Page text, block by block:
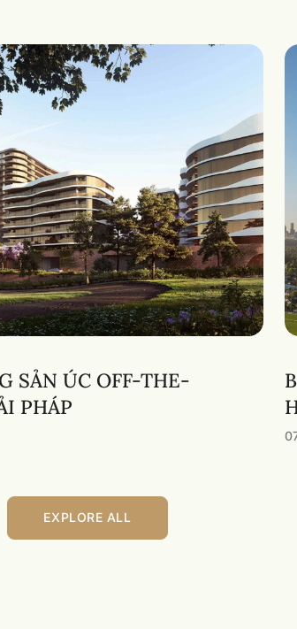
SẢN ÚC OFF-THE-
PHÁP
EXPLORE ALL
EXPLORE ALL